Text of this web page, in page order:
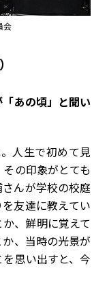
会
「あの頃」と聞い
人生で初めて見
の印象がとても
んが学校の校庭
友達に教えてい
、鮮明に覚えて
、当時の光景が
思い出すと、今